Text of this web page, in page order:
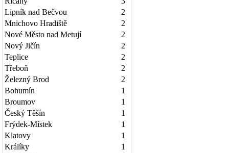
Lipník nad Bečvou
2
Mnichovo Hradiště
2
Nové Město nad Metují
2
Nový Jičín
2
Teplice
2
Třeboň
2
Železný Brod
2
Bohumín
1
Broumov
1
Český Těšín
1
Frýdek-Místek
1
Klatovy
1
Králíky
1